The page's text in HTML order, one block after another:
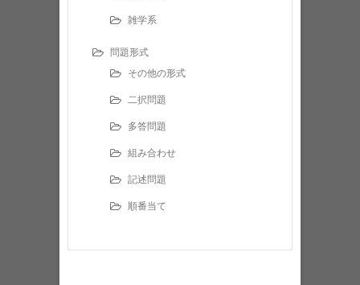
雑学系
問題形式
その他の形式
二択問題
多答問題
組み合わせ
記述問題
順番当て